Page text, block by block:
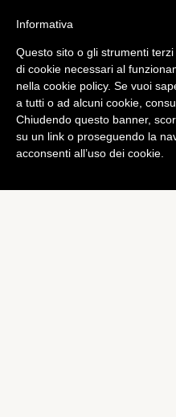
Tech
Samsung
costo dei
Apple
diAlessandro Moretti
Informativa
Questo sito o gli strumenti
di cookie necessari al
nella cookie policy. Se vuoi
a tutti o ad alcuni cookie,
Chiudendo questo banner,
su un link o proseguendo la
acconsenti all’uso dei cookie.